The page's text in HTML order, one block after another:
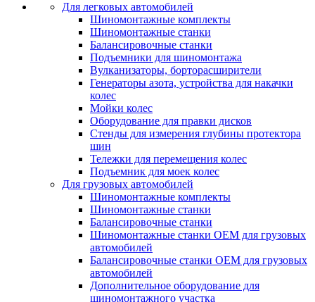
Для легковых автомобилей
Шиномонтажные комплекты
Шиномонтажные станки
Балансировочные станки
Подъемники для шиномонтажа
Вулканизаторы, борторасширители
Генераторы азота, устройства для накачки
колес
Мойки колес
Оборудование для правки дисков
Стенды для измерения глубины протектора
шин
Тележки для перемещения колес
Подъемник для моек колеc
Для грузовых автомобилей
Шиномонтажные комплекты
Шиномонтажные станки
Балансировочные станки
Шиномонтажные станки ОЕМ для грузовых
автомобилей
Балансировочные станки ОЕМ для грузовых
автомобилей
Дополнительное оборудование для
шиномонтажного участка